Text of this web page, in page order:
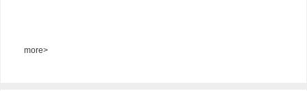
more>